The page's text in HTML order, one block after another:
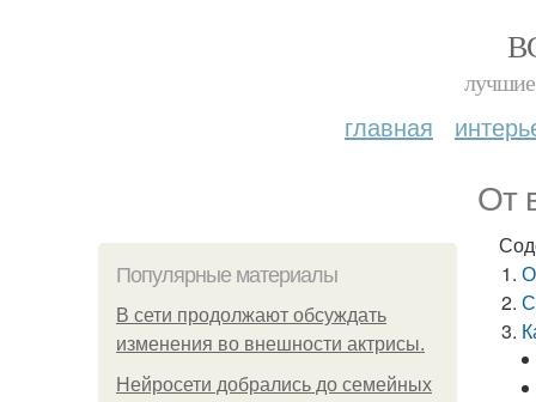
лучшие
главная
От
Популярные материалы
В сети продолжают обсуждать
изменения во внешности актрисы.
Нейросети добрались до семейных